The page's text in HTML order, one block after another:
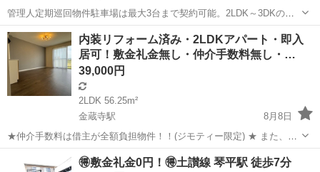
管理人定期巡回物件駐車場は最大3台まで契約可能。2LDK～3DKの間
取りを備え、単身の方からファミリー層まで幅広いライフスタイルに
対応しています。ペット飼育についてもご相談いただけます。フリー
レント1ヶ月＋最大3万円引越サポ...
香川 さぬき市 造田駅 アパート ビレッジハウス
内装リフォーム済み・2LDKアパート・即入
居可！敷金礼金無し・仲介手数料無し・…
39,000円
2LDK 56.25m²
金蔵寺駅
8月8日
★仲介手数料は借主が全額負担物件！！(ジモティー限定) ★ また、現
在の募集条件のまま、インターネットも無料でご利用いただける予定
です。 現在、インターネット工事を予約しており、10月以降にご利用
丸亀市 金蔵寺駅 アパート
🉐敷金礼金0円！🉐土讃線 琴平駅 徒歩7分